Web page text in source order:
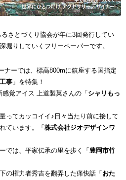
さとづくり協会が年に3回発行してい
堀りしていくフリーペーパーです。
ナーでは、標高800mに鎮座する国指定
事 」を特集！
覚アイス 上道製菓さんの「シャリもっ
ってカッコイイ♪日々当たり前に接して
ています。「株式会社ジオデザインワ
では、平家伝承の里を歩く「豊岡市竹
の権力者秀吉を翻弄した痛快話「おた